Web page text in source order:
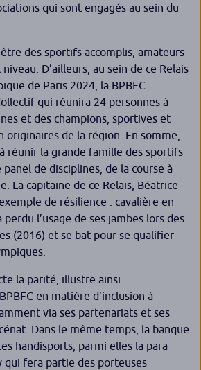
qui sont engagés au sein du
des sportifs accomplis, amateurs
D’ailleurs, au sein de ce Relais
de Paris 2024, la BPBFC
qui réunira 24 personnes à
et des champions, sportives et
de la région. En somme,
réunir la grande famille des sportifs
panel de disciplines, de la course à
La capitaine de ce Relais, Béatrice
de résilience : cavalière en
perdu l’usage de ses jambes lors des
(2016) et se bat pour se qualifier
la parité, illustre ainsi
en matière d’inclusion à
via ses partenariats et ses
Dans le même temps, la banque
handisports, parmi elles la para
qui fera partie des porteuses